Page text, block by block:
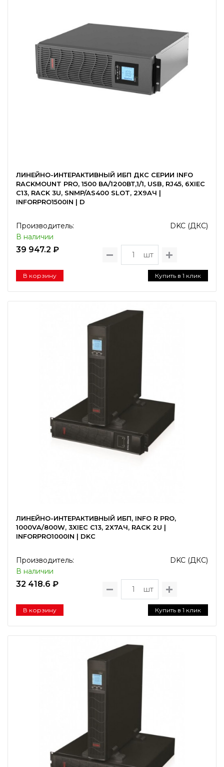
ЛИНЕЙНО-ИНТЕРАКТИВНЫЙ ИБП ДКС СЕРИИ INFO
RACKMOUNT PRO, 1500 ВА/1200ВТ,1/1, USB, RJ45, 6XIEC
C13, RACK 3U, SNMP/AS400 SLOT, 2X9AЧ |
INFORPRO1500IN | D
Производитель:
DKC (ДКС)
В наличии
39 947.2 ₽
шт
В корзину Купить в 1 клик
ЛИНЕЙНО-ИНТЕРАКТИВНЫЙ ИБП, INFO R PRO,
1000VA/800W, 3XIEC C13, 2X7AЧ, RACK 2U |
INFORPRO1000IN | DKC
Производитель:
DKC (ДКС)
В наличии
32 418.6 ₽
шт
В корзину Купить в 1 клик